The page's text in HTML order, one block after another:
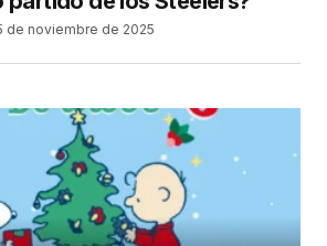
de noviembre de 2025